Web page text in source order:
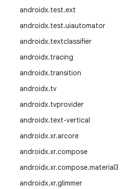
androidx.test.ext
androidx.test.uiautomator
androidx.textclassifier
androidx.tracing
androidx.transition
androidx.tv
androidx.tvprovider
androidx.text-vertical
androidx.xr.arcore
androidx.xr.compose
androidx.xr.compose.material3
androidx.xr.glimmer